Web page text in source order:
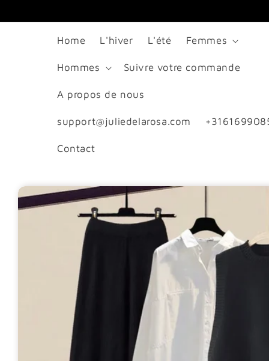
au
contenuHome L'hiver L'été Femmes
Hommes Suivre votre commande
A propos de nous
support@juliedelarosa.com
Contact
Passer aux
informations
produits